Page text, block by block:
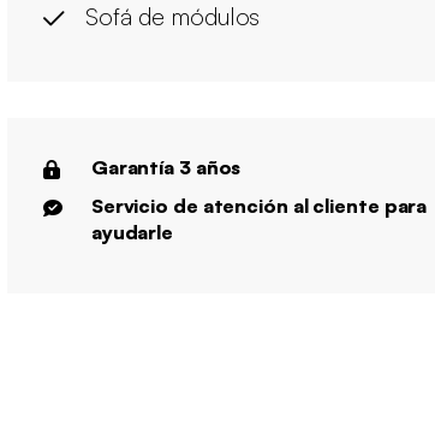
Sofá de módulos
Garantía 3 años
Servicio de atención al cliente para
ayudarle